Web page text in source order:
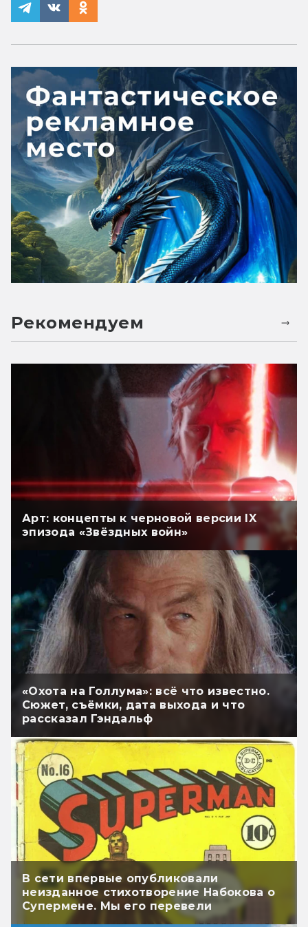
Рекомендуем
Арт: концепты к черновой версии IX
эпизода «Звёздных войн»
«Охота на Голлума»: всё что известно.
Сюжет, съёмки, дата выхода и что
рассказал Гэндальф
В сети впервые опубликовали
неизданное стихотворение Набокова о
Супермене. Мы его перевели